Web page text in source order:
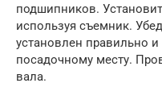
подшипников.
используя съемник.
установлен правильно и
посадочному месту.
вала.